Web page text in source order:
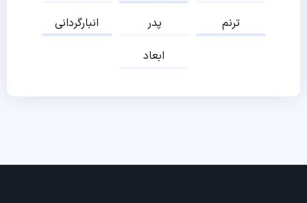
انبارگردانی
پدر
ترنم
ابعاد